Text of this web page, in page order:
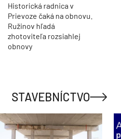
Historická radnica v
Prievoze čaká na obnovu.
Ružinov hľadá
zhotoviteľa rozsiahlej
obnovy
STAVEBNÍCTVO